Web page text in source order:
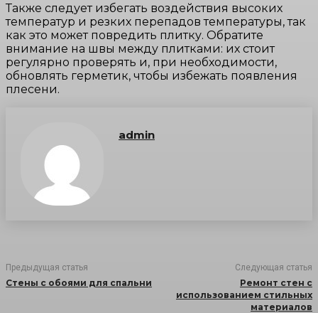
Также следует избегать воздействия высоких
температур и резких перепадов температуры, так
как это может повредить плитку. Обратите
внимание на швы между плитками: их стоит
регулярно проверять и, при необходимости,
обновлять герметик, чтобы избежать появления
плесени.
admin
Предыдущая статья
Стены с обоями для спальни
Следующая статья
Ремонт стен с
использованием стильных
материалов